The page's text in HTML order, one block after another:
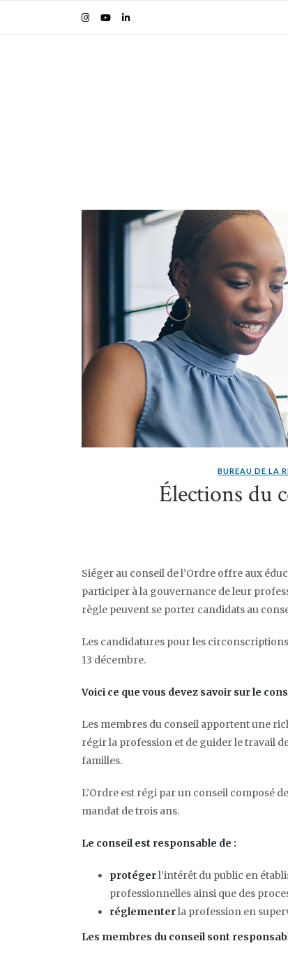
BUREAU DE LA
Élections du
Siéger au conseil de l’Ordre offre aux
participer à la gouvernance de leur
règle peuvent se porter candidats au
Les candidatures pour les
13 décembre.
Voici ce que vous devez savoir sur le
Les membres du conseil apportent une
régir la profession et de guider le travail
familles.
L’Ordre est régi par un conseil composé
mandat de trois ans.
Le conseil est responsable de :
protégerl’intérêt du public en
professionnelles ainsi que des
réglementerla profession en
Les membres du conseil sont